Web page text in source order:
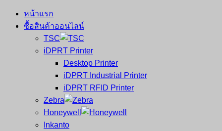
จำหน่าย
คอมพิวเตอร์
หน้าแรก
ซื้อสินค้าออนไลน์
TSC
iDPRT Printer
Desktop Printer
iDPRT Industrial Printer
iDPRT RFID Printer
Zebra
Honeywell
Inkanto